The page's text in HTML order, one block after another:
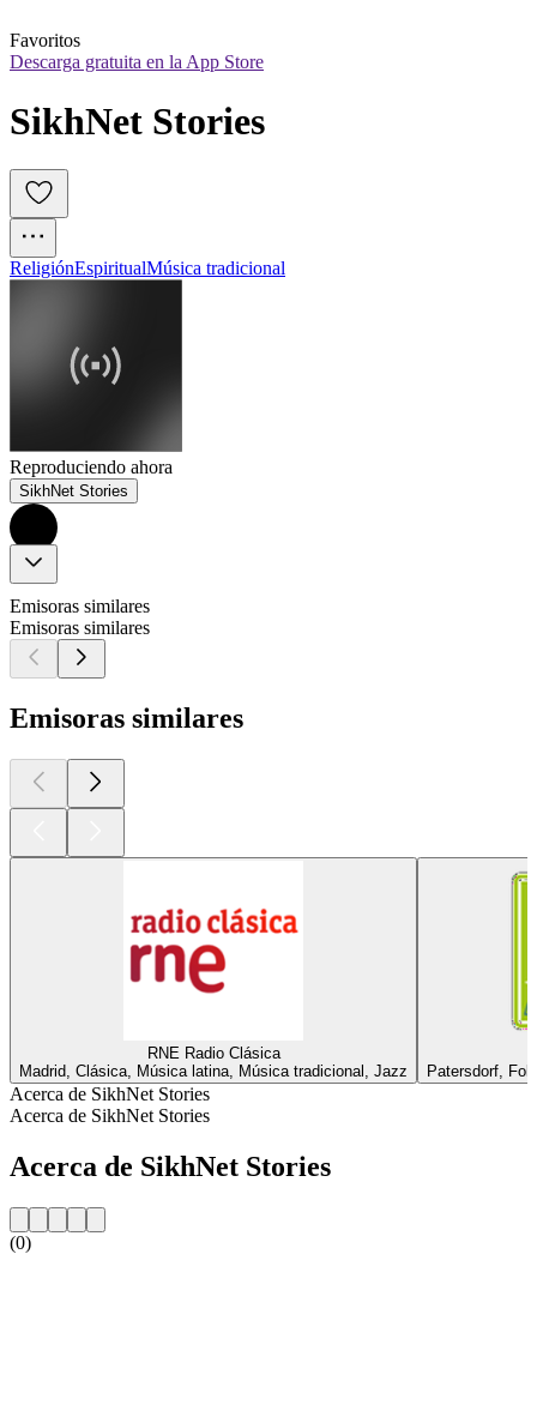
Favoritos
Descarga gratuita en la App Store
SikhNet Stories
ReligiónEspiritualMúsica tradicional
Reproduciendo ahora
SikhNet Stories
Emisoras similares
Emisoras similares
Emisoras similares
RNE Radio Clásica
Madrid, Clásica, Música latina, Música tradicional, Jazz
Patersdorf,
Acerca de SikhNet Stories
Acerca de SikhNet Stories
Acerca de SikhNet Stories
(0)